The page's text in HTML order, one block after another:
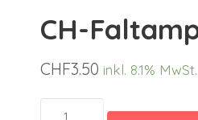
CH-
CHF3.50 inkl. 8.1% MwSt.
CH-
Faltampel